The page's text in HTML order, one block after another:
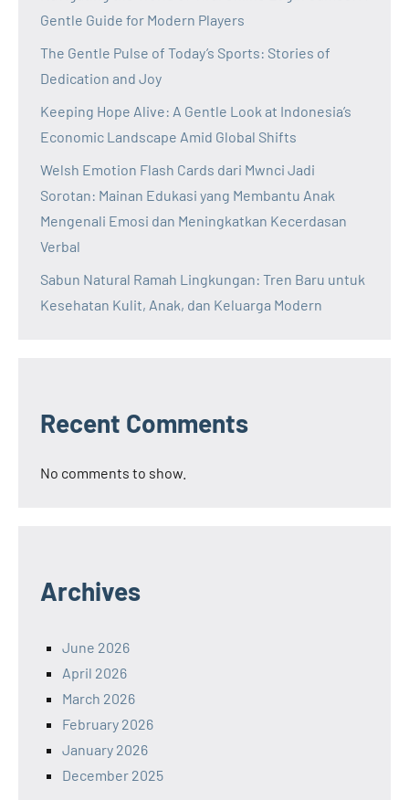
Gentle Guide for Modern Players
The Gentle Pulse of Today’s Sports: Stories of
Dedication and Joy
Keeping Hope Alive: A Gentle Look at Indonesia’s
Economic Landscape Amid Global Shifts
Welsh Emotion Flash Cards dari Mwnci Jadi
Sorotan: Mainan Edukasi yang Membantu Anak
Mengenali Emosi dan Meningkatkan Kecerdasan
Verbal
Sabun Natural Ramah Lingkungan: Tren Baru untuk
Kesehatan Kulit, Anak, dan Keluarga Modern
Recent Comments
No comments to show.
Archives
June 2026
April 2026
March 2026
February 2026
January 2026
December 2025